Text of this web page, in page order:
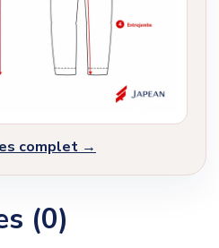
complet →
(0)